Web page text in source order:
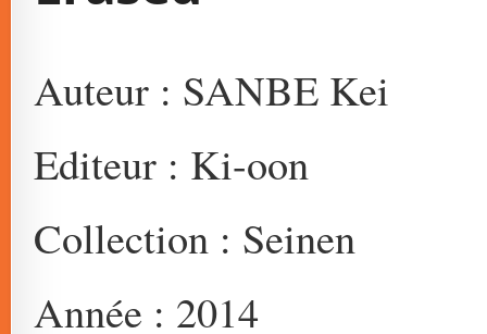
Auteur : SANBE Kei
Editeur : Ki-oon
Collection : Seinen
Année : 2014